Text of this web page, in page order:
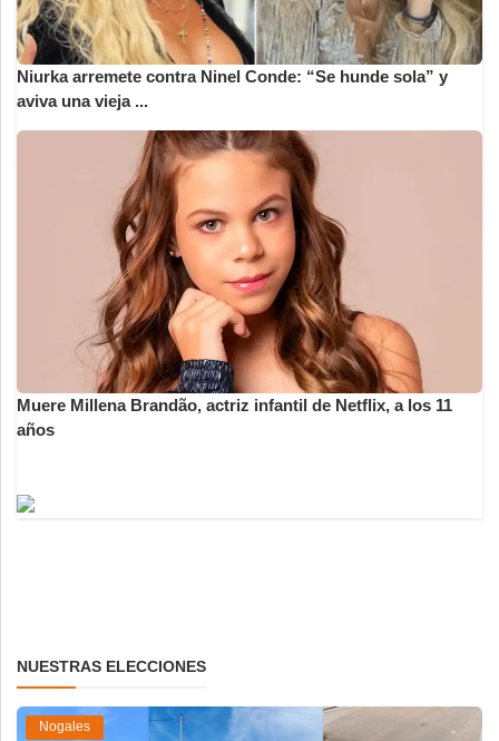
Niurka arremete contra Ninel Conde: “Se hunde sola” y
aviva una vieja ...
Muere Millena Brandão, actriz infantil de Netflix, a los 11
años
NUESTRAS ELECCIONES
Nogales